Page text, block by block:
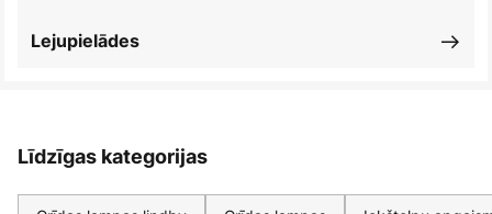
Lejupielādes
Līdzīgas kategorijas